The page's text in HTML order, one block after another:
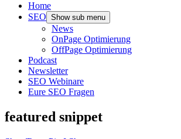
Home
SEO Show sub menu
News
OnPage Optimierung
OffPage Optimierung
Podcast
Newsletter
SEO Webinare
Eure SEO Fragen
featured snippet